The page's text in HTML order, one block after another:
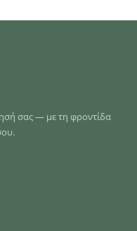
σας — με τη φροντίδα